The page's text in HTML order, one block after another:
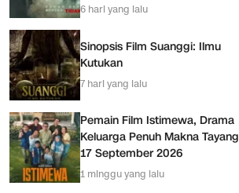
6 hari yang lalu
Sinopsis Film Suanggi: Ilmu
Kutukan
7 hari yang lalu
Pemain Film Istimewa, Drama
Keluarga Penuh Makna Tayang
17 September 2026
1 minggu yang lalu